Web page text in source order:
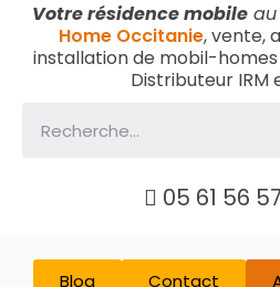
Votre résidence mobileau
Home Occitanie, vente,
installation de mobil-
Distributeur IRM
05 61 56
Blog Contact